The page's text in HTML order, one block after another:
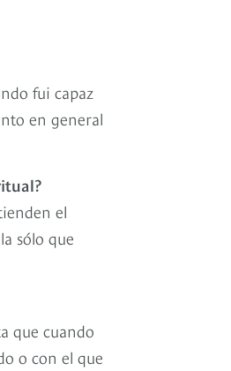
fui capaz
en general
el
sólo que
que cuando
o con el que